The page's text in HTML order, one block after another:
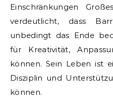
Einschränkungen
verdeutlicht, dass
unbedingt das Ende
für Kreativität,
können. Sein Leben ist
Disziplin und
können.